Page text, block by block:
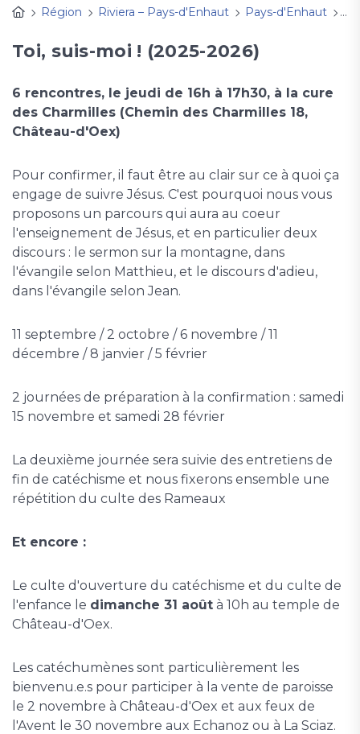
Région
Riviera – Pays-d'Enhaut Pays-d'Enhaut
Toi, suis-moi ! (2025-2026)
6 rencontres, le jeudi de 16h à 17h30, à la cure
des Charmilles (Chemin des Charmilles 18,
Château-d'Oex)
Pour confirmer, il faut être au clair sur ce à quoi ça
engage de suivre Jésus. C'est pourquoi nous vous
proposons un parcours qui aura au coeur
l'enseignement de Jésus, et en particulier deux
discours : le sermon sur la montagne, dans
l'évangile selon Matthieu, et le discours d'adieu,
dans l'évangile selon Jean.
11 septembre / 2 octobre / 6 novembre / 11
décembre / 8 janvier / 5 février
2 journées de préparation à la confirmation : samedi
15 novembre et samedi 28 février
La deuxième journée sera suivie des entretiens de
fin de catéchisme et nous fixerons ensemble une
répétition du culte des Rameaux
Et encore :
Le culte d'ouverture du catéchisme et du culte de
l'enfance le dimanche 31 août à 10h au temple de
Château-d'Oex.
Les catéchumènes sont particulièrement les
bienvenu.e.s pour participer à la vente de paroisse
le 2 novembre à Château-d'Oex et aux feux de
l'Avent le 30 novembre aux Echanoz ou à La Sciaz.